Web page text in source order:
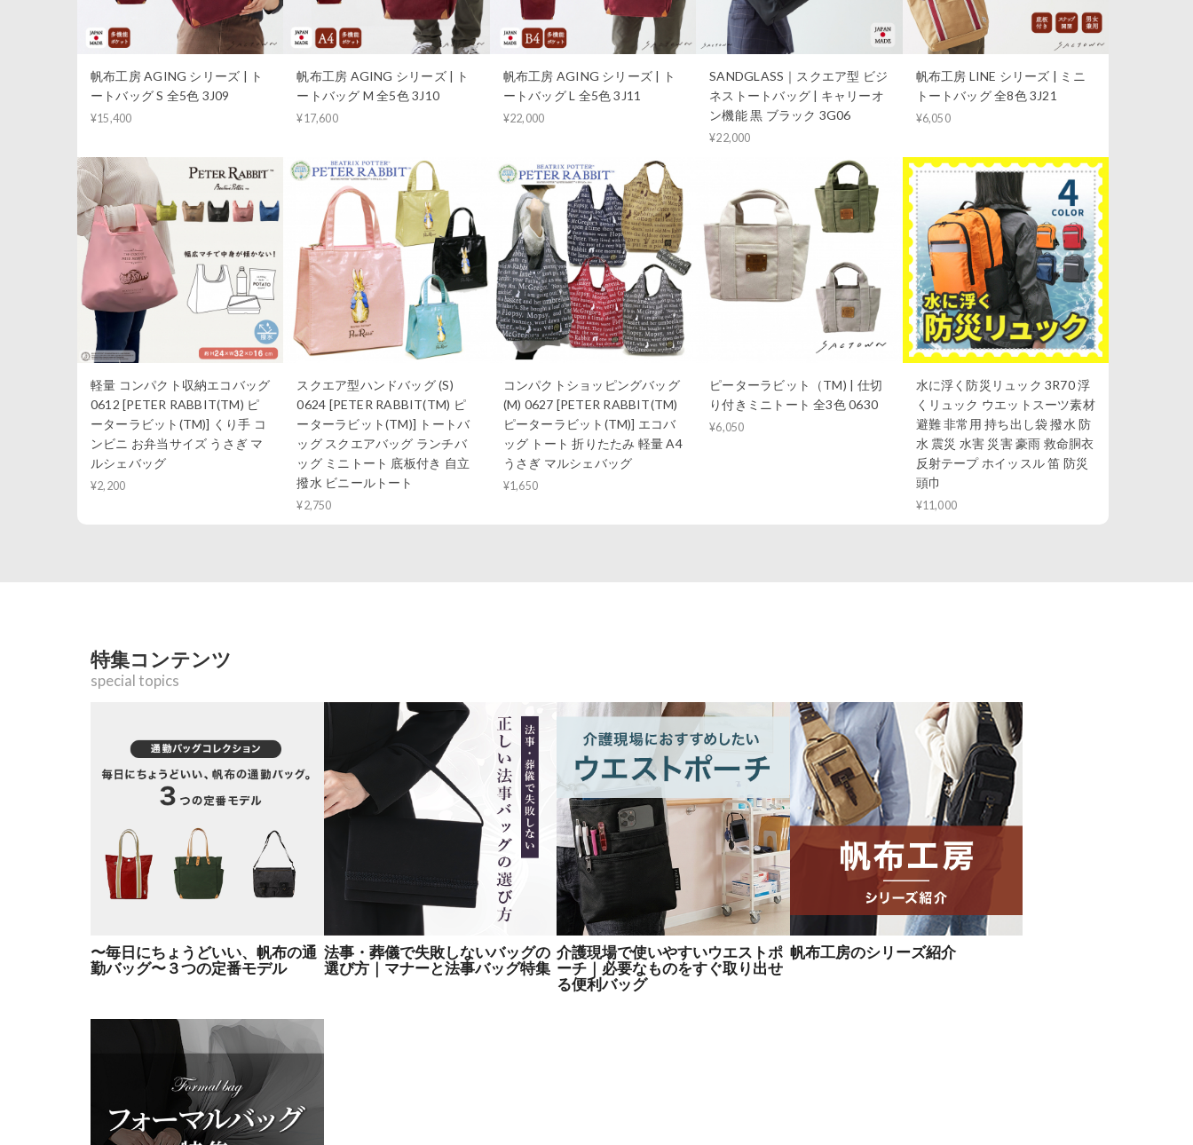
帆布工房 AGING シリーズ | ト
ートバッグ S 全5色 3J09
¥15,400
帆布工房 AGING シリーズ | ト
ートバッグ M 全5色 3J10
¥17,600
帆布工房 AGING シリーズ | ト
ートバッグ L 全5色 3J11
¥22,000
SANDGLASS｜スクエア型 ビジ
ネストートバッグ | キャリーオ
ン機能 黒 ブラック 3G06
¥22,000
帆布工房 LINE シリーズ | ミニ
トートバッグ 全8色 3J21
¥6,050
軽量 コンパクト収納エコバッグ
0612 [PETER RABBIT(TM) ピ
ーターラビット(TM)] くり手 コ
ンビニ お弁当サイズ うさぎ マ
ルシェバッグ
¥2,200
スクエア型ハンドバッグ (S)
0624 [PETER RABBIT(TM) ピ
ーターラビット(TM)] トートバ
ッグ スクエアバッグ ランチバ
ッグ ミニトート 底板付き 自立
撥水 ビニールトート
¥2,750
コンパクトショッピングバッグ
(M) 0627 [PETER RABBIT(TM)
ピーターラビット(TM)] エコバ
ッグ トート 折りたたみ 軽量 A4
うさぎ マルシェバッグ
¥1,650
ピーターラビット（TM) | 仕切
り付きミニトート 全3色 0630
¥6,050
水に浮く防災リュック 3R70 浮
くリュック ウエットスーツ素材
避難 非常用 持ち出し袋 撥水 防
水 震災 水害 災害 豪雨 救命胴衣
反射テープ ホイッスル 笛 防災
頭巾
¥11,000
特集コンテンツ
special topics
〜毎日にちょうどいい、帆布の通
勤バッグ〜３つの定番モデル
法事・葬儀で失敗しないバッグの
選び方｜マナーと法事バッグ特集
介護現場で使いやすいウエストポ
ーチ｜必要なものをすぐ取り出せ
る便利バッグ
帆布工房のシリーズ紹介